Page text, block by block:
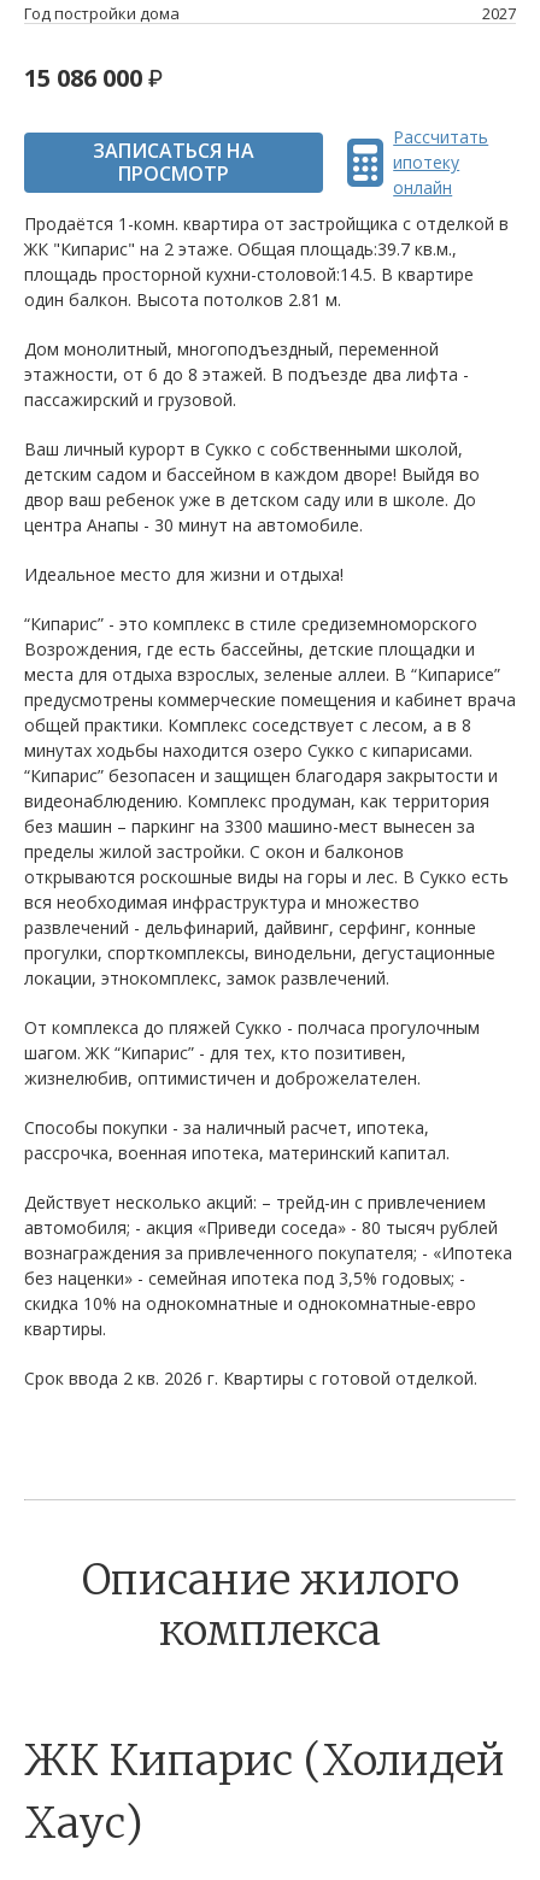
Год постройки дома
2027
15 086 000
ЗАПИСАТЬСЯ НА
ПРОСМОТР
Рассчитать
ипотеку
онлайн
Продаётся 1-комн. квартира от застройщика c отделкой в
ЖК "Кипарис" на 2 этаже. Общая площадь:39.7 кв.м.,
площадь просторной кухни-столовой:14.5. B квартире
один балкон. Высота потолков 2.81 м.
Дом монолитный, многоподъездный, переменной
этажности, от 6 до 8 этажей. B подъезде два лифта -
пассажирский и грузовой.
Ваш личный курорт в Сукко с собственными школой,
детским садом и бассейном в каждом дворе! Выйдя во
двор ваш ребенок уже в детском саду или в школе. До
центра Анапы - 30 минут на автомобиле.
Идеальное место для жизни и отдыха!
“Кипарис” - это комплекс в стиле средиземноморского
Возрождения, где есть бассейны, детские площадки и
места для отдыха взрослых, зеленые аллеи. В “Кипарисе”
предусмотрены коммерческие помещения и кабинет врача
общей практики. Комплекс соседствует с лесом, а в 8
минутах ходьбы находится озеро Сукко с кипарисами.
“Кипарис” безопасен и защищен благодаря закрытости и
видеонаблюдению. Комплекс продуман, как территория
без машин – паркинг на 3300 машино-мест вынесен за
пределы жилой застройки. С окон и балконов
открываются роскошные виды на горы и лес. В Сукко есть
вся необходимая инфраструктура и множество
развлечений - дельфинарий, дайвинг, серфинг, конные
прогулки, спорткомплексы, винодельни, дегустационные
локации, этнокомплекс, замок развлечений.
От комплекса до пляжей Сукко - полчаса прогулочным
шагом. ЖК “Кипарис” - для тех, кто позитивен,
жизнелюбив, оптимистичен и доброжелателен.
Способы покупки - за наличный расчет, ипотека,
рассрочка, военная ипотека, материнский капитал.
Действует несколько акций: – трейд-ин с привлечением
автомобиля; - акция «Приведи соседа» - 80 тысяч рублей
вознаграждения за привлеченного покупателя; - «Ипотека
без наценки» - семейная ипотека под 3,5% годовых; -
скидка 10% на однокомнатные и однокомнатные-евро
квартиры.
Срок ввода 2 кв. 2026 г. Квартиры с готовой отделкой.
Описание жилого
комплекса
ЖК Кипарис (Холидей
Хаус)